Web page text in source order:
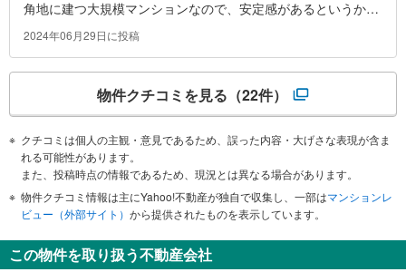
角地に建つ大規模マンションなので、安定感があるというか、
安っぽく見えません。白壁に形もシンプルな台形で陳腐化しに
2024年06月29日に投稿
物件クチコミを見る （22件）
クチコミは個人の主観・意見であるため、誤った内容・大げさな表現が含ま
れる可能性があります。
また、投稿時点の情報であるため、現況とは異なる場合があります。
物件クチコミ情報は主にYahoo!不動産が独自で収集し、一部はマンションレ
ビュー（外部サイト） から提供されたものを表示しています。
この物件を取り扱う不動産会社